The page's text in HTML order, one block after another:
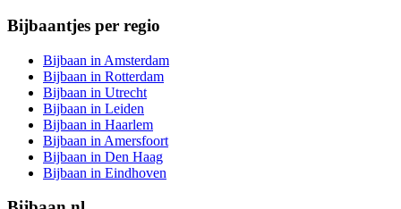
Bijbaantjes per regio
Bijbaan in Amsterdam
Bijbaan in Rotterdam
Bijbaan in Utrecht
Bijbaan in Leiden
Bijbaan in Haarlem
Bijbaan in Amersfoort
Bijbaan in Den Haag
Bijbaan in Eindhoven